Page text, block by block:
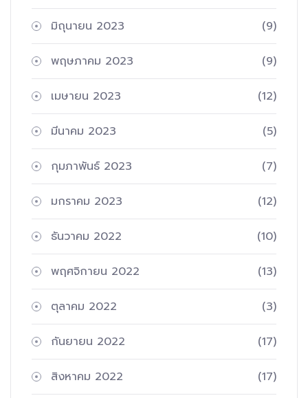
มิถุนายน 2023 (9)
พฤษภาคม 2023 (9)
เมษายน 2023 (12)
มีนาคม 2023 (5)
กุมภาพันธ์ 2023 (7)
มกราคม 2023 (12)
ธันวาคม 2022 (10)
พฤศจิกายน 2022 (13)
ตุลาคม 2022 (3)
กันยายน 2022 (17)
สิงหาคม 2022 (17)